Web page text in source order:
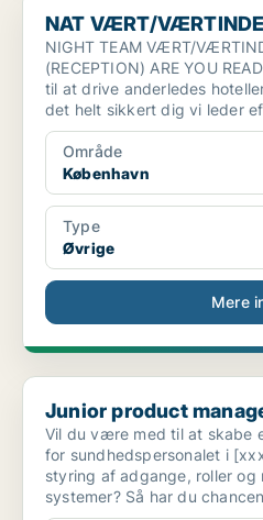
NAT VÆRT/VÆRTINDE
NIGHT TEAM VÆRT/
(RECEPTION) ARE YOU
til at drive anderledes
det helt sikkert dig vi leder
Område
København
Type
Øvrige
Mere
Junior product manager til
Junior product
Vil du være med til at skabe
for sundhedspersonalet i
styring af adgange, roller
systemer? Så har du